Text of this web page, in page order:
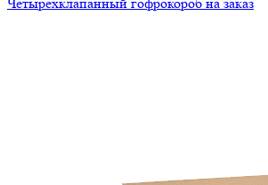
Четырехклапанный гофрокороб на заказ